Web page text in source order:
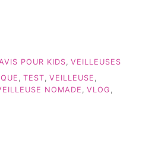
POUR KIDS, VEILLEUSES
TEST VEILLEUSE
NOMADE VLOG